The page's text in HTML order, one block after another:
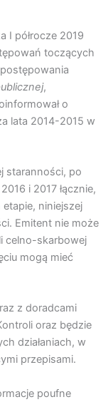
I półrocze 2019
toczących
,
o
lata 2014-2015 w
staranności, po
i 2017 łącznie,
niniejszej
Emitent nie może
celno-skarbowej
mogą mieć
z doradcami
oraz będzie
działaniach, w
przepisami.
poufne